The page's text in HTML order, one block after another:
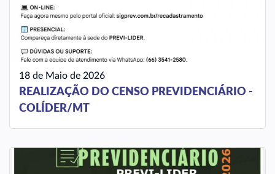
18 de Maio de 2026
REALIZAÇÃO DO CENSO PREVIDENCIÁRIO -
COLÍDER/MT